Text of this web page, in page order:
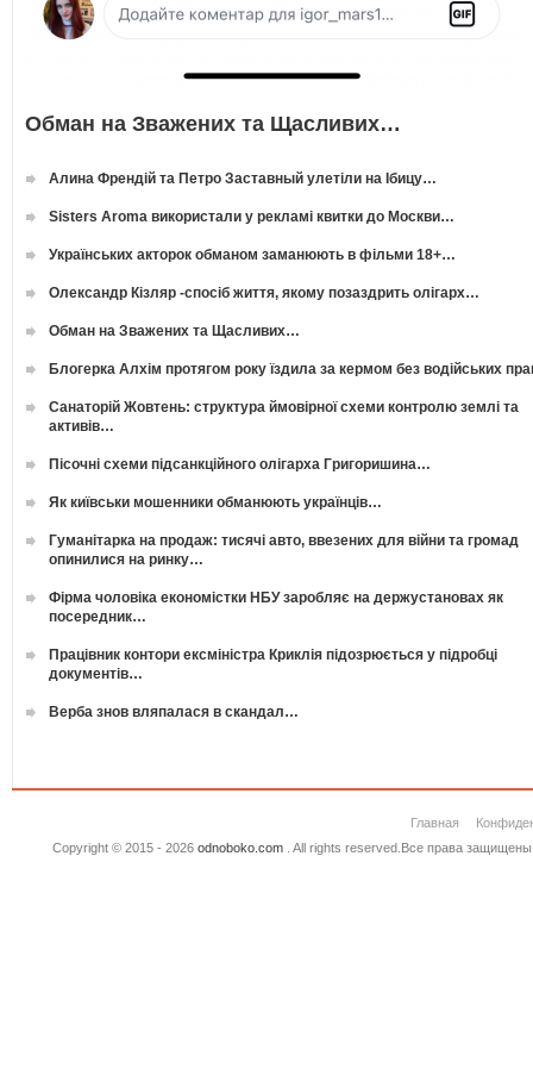
Обман на Зважених та Щасливих…
Алина Френдій та Петро Заставный улетіли на Ібицу…
Sisters Aroma використали у рекламі квитки до Москви…
Українських акторок обманом заманюють в фільми 18+…
Олександр Кізляр -спосіб життя, якому позаздрить олігарх…
Обман на Зважених та Щасливих…
Блогерка Алхім протягом року їздила за кермом без водійських
Санаторій Жовтень: структура ймовірної схеми контролю землі та
активів…
Пісочні схеми підсанкційного олігарха Григоришина…
Як київськи мошенники обманюють українців…
Гуманітарка на продаж: тисячі авто, ввезених для війни та громад
опинилися на ринку…
Фірма чоловіка економістки НБУ заробляє на держустановах як
посередник…
Працівник контори ексміністра Криклія підозрюється у підробці
документів…
Верба знов вляпалася в скандал…
Главная
Copyright © 2015 - 2026 odnoboko.com. All rights reserved.Все права защищены.